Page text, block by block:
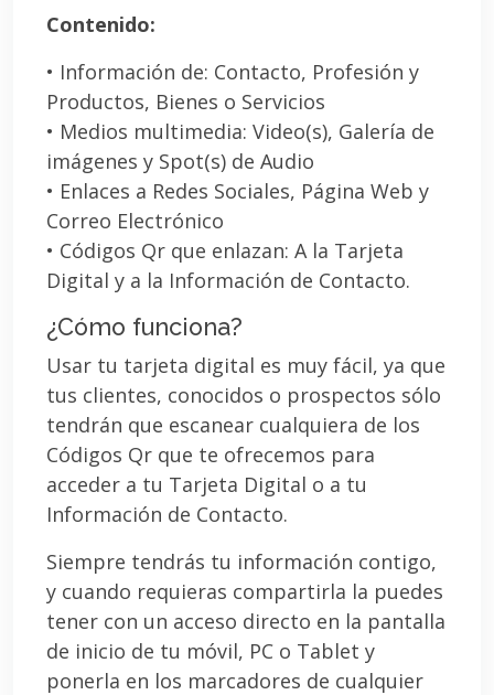
Contenido:
• Información de: Contacto, Profesión y
Productos, Bienes o Servicios
• Medios multimedia: Video(s), Galería de
imágenes y Spot(s) de Audio
• Enlaces a Redes Sociales, Página Web y
Correo Electrónico
• Códigos Qr que enlazan: A la Tarjeta
Digital y a la Información de Contacto.
¿Cómo funciona?
Usar tu tarjeta digital es muy fácil, ya que
tus clientes, conocidos o prospectos sólo
tendrán que escanear cualquiera de los
Códigos Qr que te ofrecemos para
acceder a tu Tarjeta Digital o a tu
Información de Contacto.
Siempre tendrás tu información contigo,
y cuando requieras compartirla la puedes
tener con un acceso directo en la pantalla
de inicio de tu móvil, PC o Tablet y
ponerla en los marcadores de cualquier